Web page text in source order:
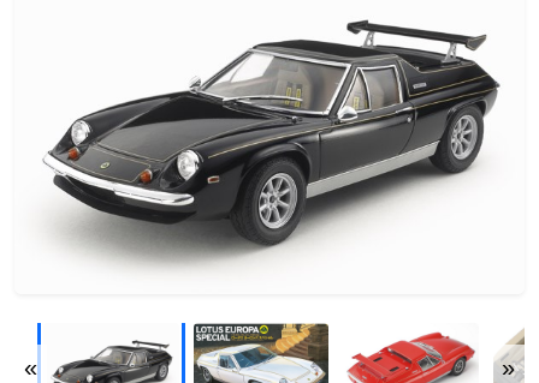
« »